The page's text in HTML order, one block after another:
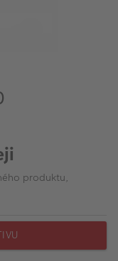
produktu,